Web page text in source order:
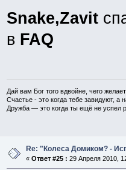
Snake,Zavit
в FAQ
Дай вам Бог того вдвойне, чего
Счастье - это когда тебе завидуют, а
Дружба — это когда ты ещё не успел
Re: "Колеса Домиком? -
«Ответ #25 : 29 Апреля 2010,